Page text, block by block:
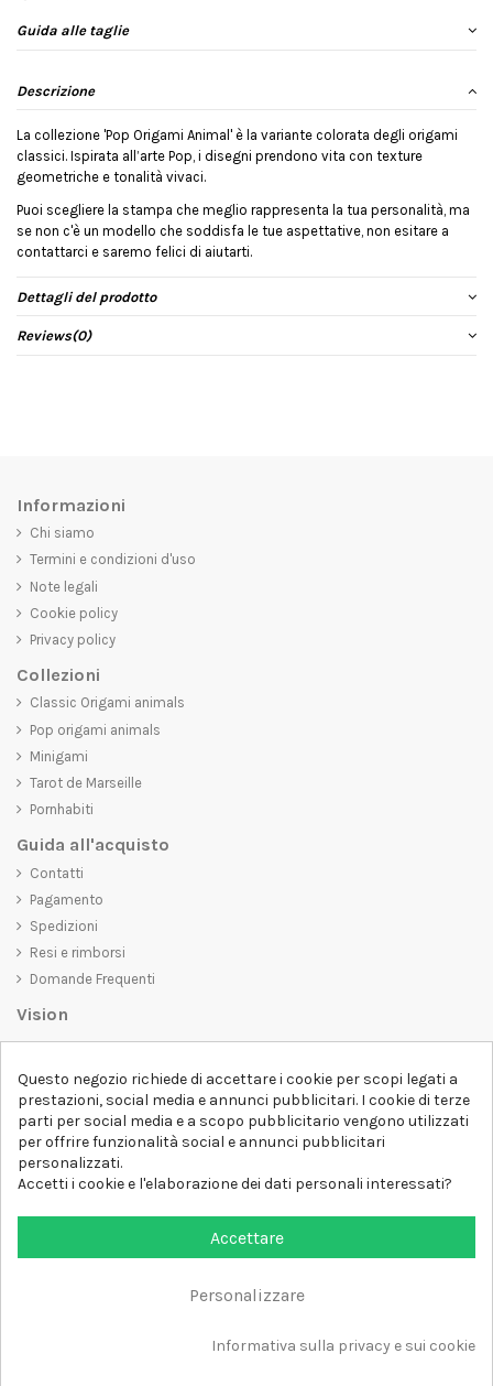
Guida alle taglie
Descrizione
La collezione 'Pop Origami Animal' è la variante colorata degli origami
classici. Ispirata all’arte Pop, i disegni prendono vita con texture
geometriche e tonalità vivaci.
Puoi scegliere la stampa che meglio rappresenta la tua personalità, ma
se non c'è un modello che soddisfa le tue aspettative, non esitare a
contattarci e saremo felici di aiutarti.
Dettagli del prodotto
Reviews(0)
Informazioni
Chi siamo
Termini e condizioni d'uso
Note legali
Cookie policy
Privacy policy
Collezioni
Classic Origami animals
Pop origami animals
Minigami
Tarot de Marseille
Pornhabiti
Guida all'acquisto
Contatti
Pagamento
Spedizioni
Resi e rimborsi
Domande Frequenti
Vision
belli da vedere, ma che trasmettano anche un messaggio importante.
Che siate alla ricerca di una t-shirt unica e di tendenza, di una felpa
comoda e accogliente o di un accessorio esclusivo,D-SHIRTha
qualcosa per tutti.
Follow us
Questo negozio richiede di accettare i cookie per scopi legati a
prestazioni, social media e annunci pubblicitari. I cookie di terze
parti per social media e a scopo pubblicitario vengono utilizzati
per offrire funzionalità social e annunci pubblicitari
personalizzati.
Accetti i cookie e l'elaborazione dei dati personali interessati?
Accettare
Personalizzare
Informativa sulla privacy e sui cookie